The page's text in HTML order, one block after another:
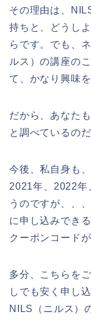
その理由は、
持ちと、どうし
らです。でも、
ルス）の講座の
て、かなり興味
だから、あなた
と調べているの
今後、私自身も
2021年、2022年
うのですが、、
に申し込みでき
クーポンコード
多分、こちらを
しでも安く申し
NILS（ニルス）